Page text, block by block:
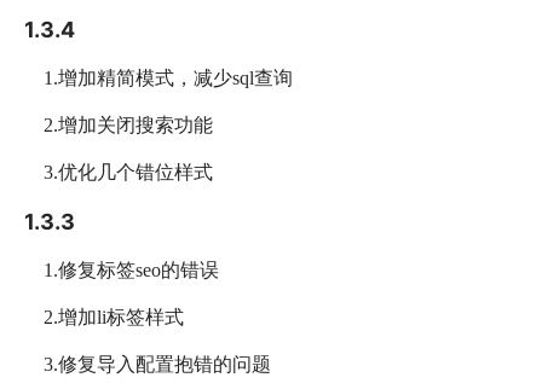
1.3.4
1.增加精简模式，减少sql查询
2.增加关闭搜索功能
3.优化几个错位样式
1.3.3
1.修复标签seo的错误
2.增加li标签样式
3.修复导入配置抱错的问题